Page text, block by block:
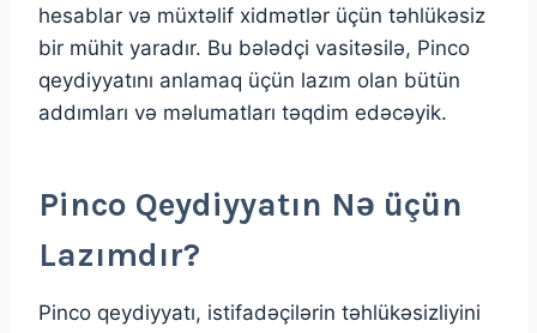
hesablar və müxtəlif xidmətlər üçün təhlükəsiz
bir mühit yaradır. Bu bələdçi vasitəsilə, Pinco
qeydiyyatını anlamaq üçün lazım olan bütün
addımları və məlumatları təqdim edəcəyik.
Pinco Qeydiyyatın Nə üçün
Lazımdır?
Pinco qeydiyyatı, istifadəçilərin təhlükəsizliyini